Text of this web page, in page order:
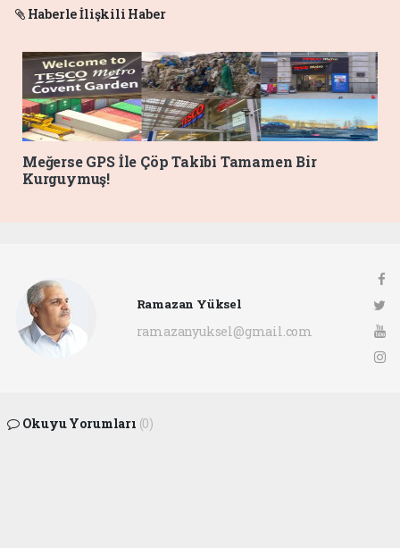
Haberle İlişkili Haber
Meğerse GPS İle Çöp Takibi Tamamen Bir
Kurguymuş!
Ramazan Yüksel
ramazanyuksel@gmail.com
Okuyu Yorumları (0)